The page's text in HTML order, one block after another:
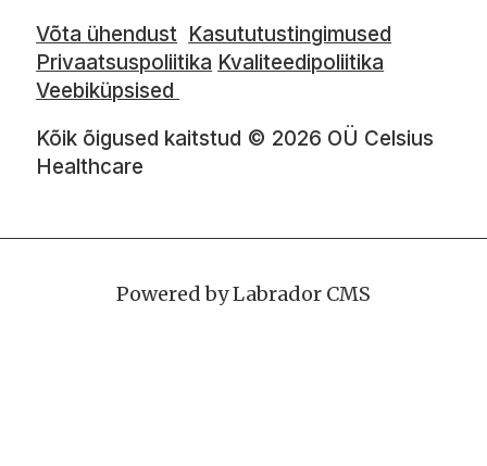
Võta ühendust Kasututustingimused
Privaatsuspoliitika Kvaliteedipoliitika
Veebiküpsised
Kõik õigused kaitstud © 2026 OÜ Celsius
Healthcare
Powered by Labrador CMS